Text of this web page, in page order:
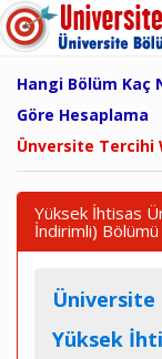
Hangi Bölüm Kaç
Göre Hesaplama
Ünversite Tercihi
Yüksek İhtisas
İndirimli) Bölümü
Üniversite
Yüksek